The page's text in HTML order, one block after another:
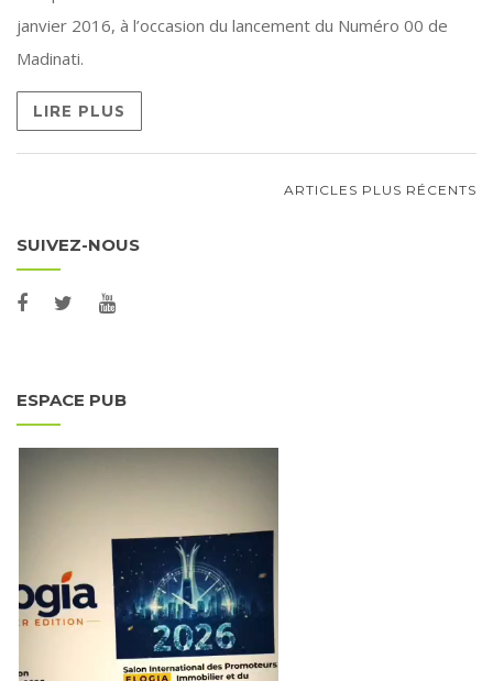
janvier 2016, à l’occasion du lancement du Numéro 00 de
Madinati.
LIRE PLUS
ARTICLES
ARTICLES PLUS RÉCENTS
SUIVEZ-NOUS
ESPACE PUB